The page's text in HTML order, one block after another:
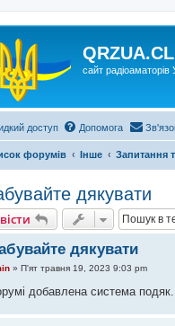
сайт радіоаматорів
доступ Допомога
форумів Інше Запитання
дякувати
дякувати
» П'ят травня 19, 2023 9:03 pm
добавлена система